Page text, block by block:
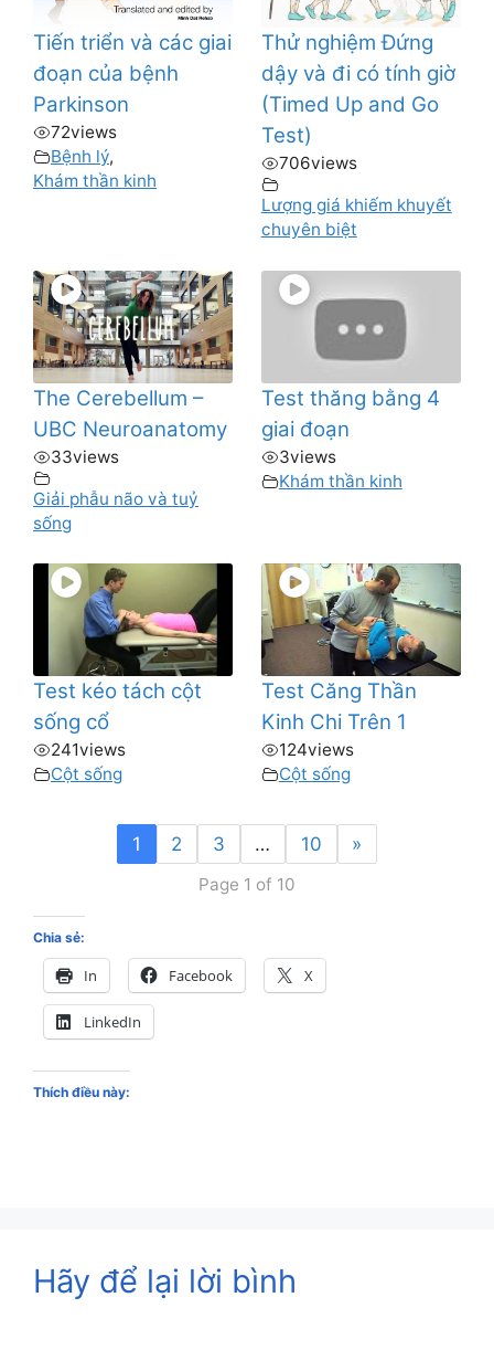
Tiến triển và các giai
đoạn của bệnh
Parkinson
72views
Bệnh lý,
Khám thần kinh
Thử nghiệm Đứng
dậy và đi có tính giờ
(Timed Up and Go
Test)
706views
Lượng giá khiếm khuyết
chuyên biệt
The Cerebellum –
UBC Neuroanatomy
33views
Giải phẫu não và tuỷ
sống
Test thăng bằng 4
giai đoạn
3views
Khám thần kinh
Test kéo tách cột
sống cổ
241views
Cột sống
Test Căng Thần
Kinh Chi Trên 1
124views
Cột sống
1 2 3 … 10 »
Page 1 of 10
Chia sẻ:
In Facebook X
LinkedIn
Thích điều này:
Hãy để lại lời bình